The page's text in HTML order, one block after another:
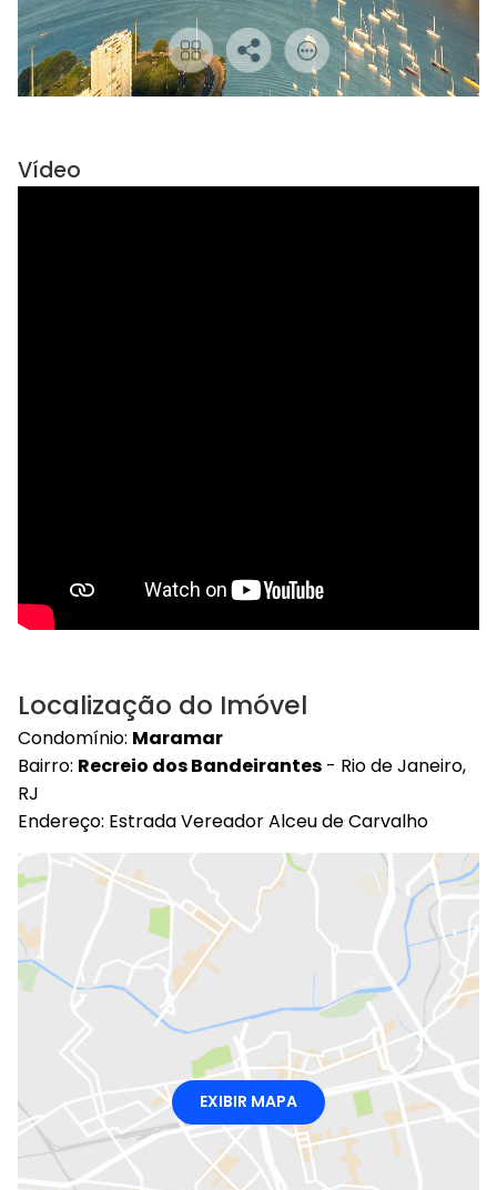
Vídeo
Localização do Imóvel
Condomínio: Maramar
Bairro: Recreio dos Bandeirantes - Rio de Janeiro,
RJ
Endereço: Estrada Vereador Alceu de Carvalho
EXIBIR MAPA